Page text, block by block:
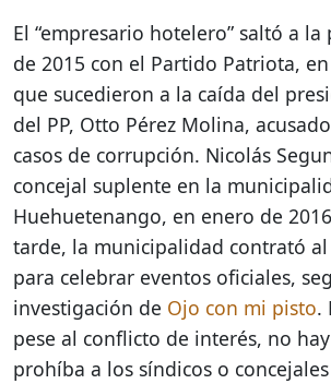
El “empresario hotelero” saltó a
de 2015 con el Partido Patriota,
que sucedieron a la caída del
del PP, Otto Pérez Molina,
casos de corrupción. Nicolás
concejal suplente en la
Huehuetenango, en enero de
tarde, la municipalidad contrató
para celebrar eventos oficiales,
investigación de Ojo con mi pisto.
pese al conflicto de interés, no
prohíba a los síndicos o